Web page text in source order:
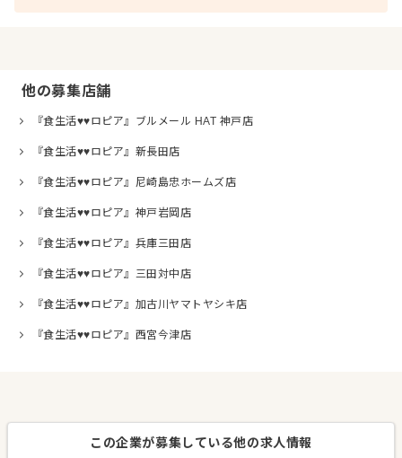
他の募集店舗
『食生活♥♥ロピア』ブルメール HAT 神戸店
『食生活♥♥ロピア』新長田店
『食生活♥♥ロピア』尼崎島忠ホームズ店
『食生活♥♥ロピア』神戸岩岡店
『食生活♥♥ロピア』兵庫三田店
『食生活♥♥ロピア』三田対中店
『食生活♥♥ロピア』加古川ヤマトヤシキ店
『食生活♥♥ロピア』西宮今津店
この企業が募集している他の求人情報